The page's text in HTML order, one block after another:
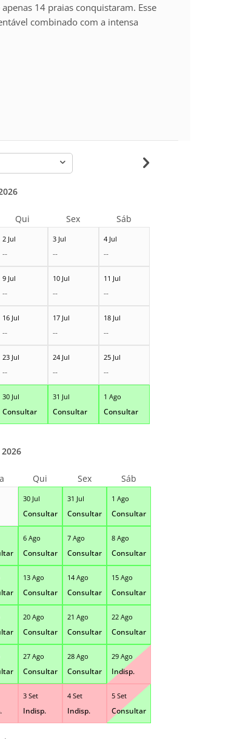
14 praias conquistaram. Esse
combinado com a intensa
2 Jul
--
3 Jul
--
4 Jul
--
9 Jul
--
10 Jul
--
11 Jul
--
16 Jul
--
17 Jul
--
18 Jul
--
23 Jul
--
24 Jul
--
25 Jul
--
30 Jul
Consultar
31 Jul
Consultar
1 Ago
Consultar
Qui Sex Sáb
30 Jul
Consultar
31 Jul
Consultar
1 Ago
Consultar
6 Ago
Consultar
7 Ago
Consultar
8 Ago
Consultar
13 Ago
Consultar
14 Ago
Consultar
15 Ago
Consultar
20 Ago
Consultar
21 Ago
Consultar
22 Ago
Consultar
27 Ago
Consultar
28 Ago
Consultar
29 Ago
Indisp.
3 Set
Indisp.
4 Set
Indisp.
5 Set
Consultar
Qui Sex Sáb